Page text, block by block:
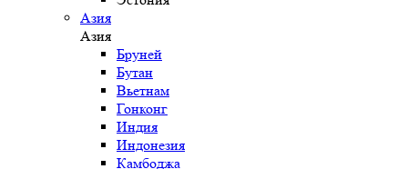
Азия
Азия
Бруней
Бутан
Вьетнам
Гонконг
Индия
Индонезия
Камбоджа